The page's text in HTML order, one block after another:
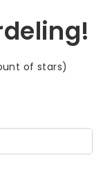
of stars)